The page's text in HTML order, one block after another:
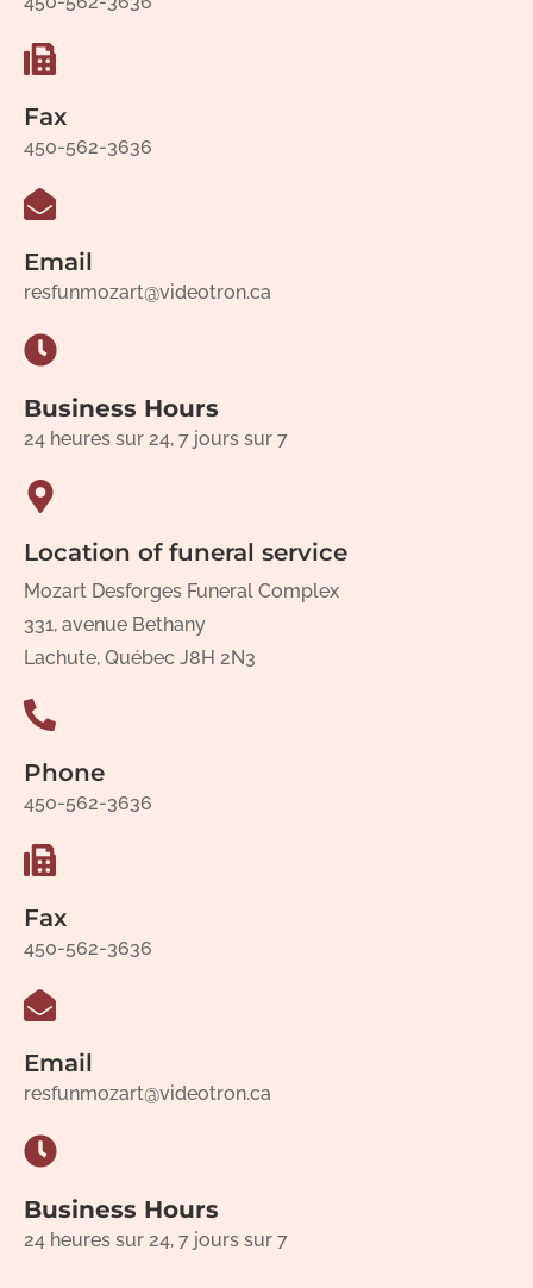
Fax
450-562-3636
Email
resfunmozart@videotron.ca
Business Hours
24 heures sur 24, 7 jours sur 7
Location of funeral service
Mozart Desforges Funeral Complex
331, avenue Bethany
Lachute, Québec J8H 2N3
Phone
450-562-3636
Fax
450-562-3636
Email
resfunmozart@videotron.ca
Business Hours
24 heures sur 24, 7 jours sur 7